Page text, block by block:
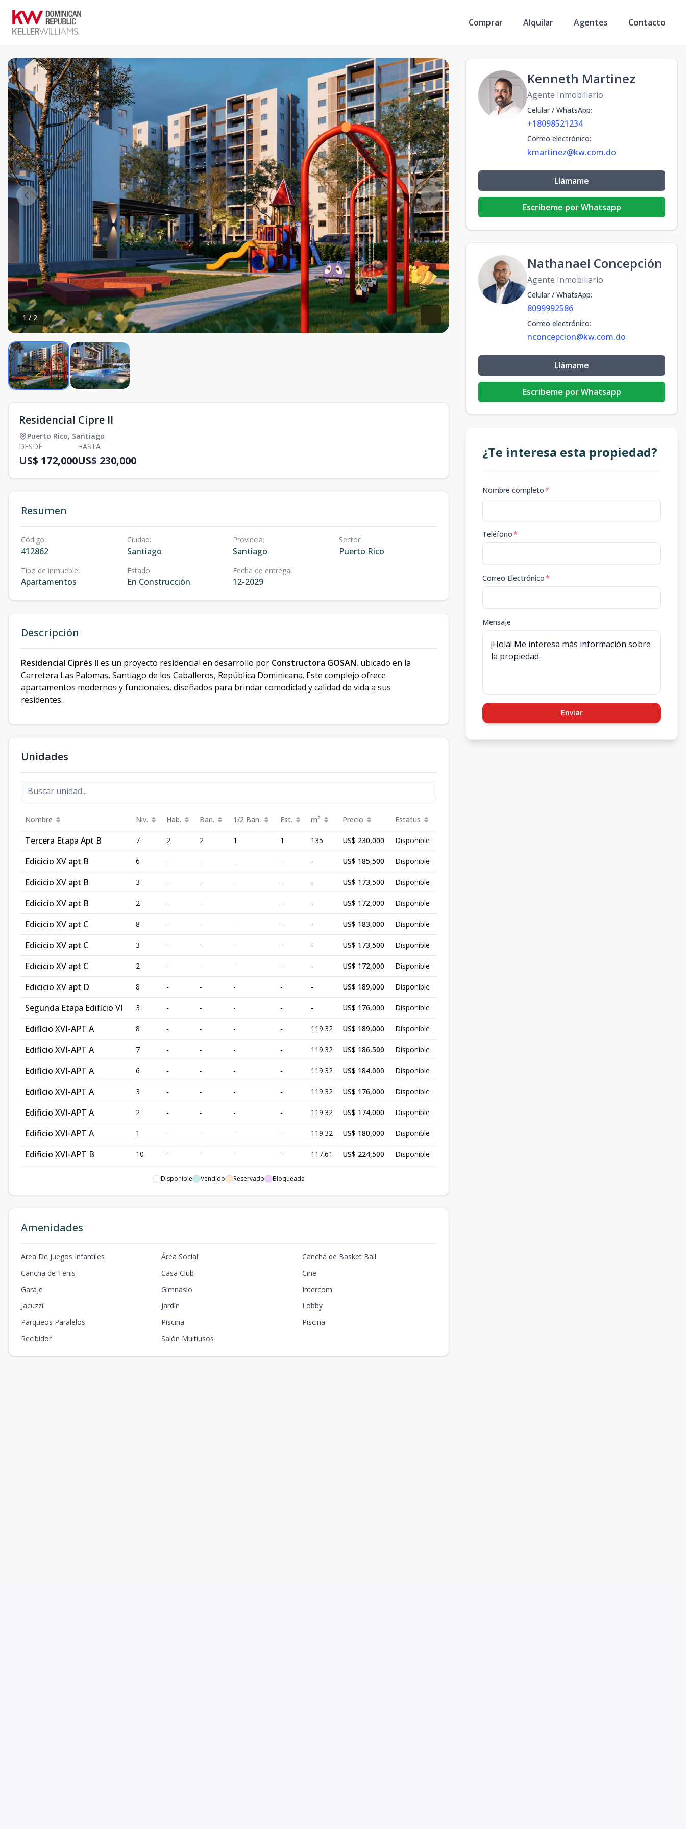
Comprar Alquilar Agentes Contacto
1 / 2
Residencial Cipre II
Puerto Rico, Santiago
DESDE
US$ 172,000
HASTA
US$ 230,000
Resumen
Código:
412862
Ciudad:
Santiago
Provincia:
Santiago
Sector:
Puerto Rico
Tipo de inmueble:
Apartamentos
Estado:
En Construcción
Fecha de entrega:
12-2029
Descripción
Residencial Ciprés II es un proyecto residencial en desarrollo por Constructora GOSAN, ubicado en la
Carretera Las Palomas, Santiago de los Caballeros, República Dominicana. Este complejo ofrece
apartamentos modernos y funcionales, diseñados para brindar comodidad y calidad de vida a sus
residentes.
Unidades
Nombre Niv. Hab. Ban. 1/2 Ban. Est. m² Precio Estatus
Tercera Etapa Apt B 7 2 2 1 1 135 US$ 230,000 Disponible
Edicicio XV apt B 6 - - - - - US$ 185,500 Disponible
Edicicio XV apt B 3 - - - - - US$ 173,500 Disponible
Edicicio XV apt B 2 - - - - - US$ 172,000 Disponible
Edicicio XV apt C 8 - - - - - US$ 183,000 Disponible
Edicicio XV apt C 3 - - - - - US$ 173,500 Disponible
Edicicio XV apt C 2 - - - - - US$ 172,000 Disponible
Edicicio XV apt D 8 - - - - - US$ 189,000 Disponible
Segunda Etapa Edificio VI 3 - - - - - US$ 176,000 Disponible
Edificio XVI-APT A 8 - - - - 119.32 US$ 189,000 Disponible
Edificio XVI-APT A 7 - - - - 119.32 US$ 186,500 Disponible
Edificio XVI-APT A 6 - - - - 119.32 US$ 184,000 Disponible
Edificio XVI-APT A 3 - - - - 119.32 US$ 176,000 Disponible
Edificio XVI-APT A 2 - - - - 119.32 US$ 174,000 Disponible
Edificio XVI-APT A 1 - - - - 119.32 US$ 180,000 Disponible
Edificio XVI-APT B 10 - - - - 117.61 US$ 224,500 Disponible
- - - -
Edificio XVI-APT B 8 - - - - 117.61 US$ 185,500 Disponible
Edificio XVI-APT B - 117.61 US$ 177,500
Edificio XVI-APT B 117.61
Edificio XVI-APT B - 117.61
Edificio XVI-APT B - -
Disponible Vendido Reservado Bloqueada
Amenidades
Area De Juegos Infantiles Área Social
Cancha de Basket Ball
Cancha de Tenis
Casa Club
Cine
Garaje
Gimnasio
Intercom
Jacuzzi
Jardín
Lobby
Parqueos Paralelos
Piscina
Piscina
Recibidor
Salón Multiusos
Kenneth Martinez
Agente Inmobiliario
Celular / WhatsApp:
+18098521234
Correo electrónico:
kmartinez@kw.com.do
Llámame
Escribeme por Whatsapp
Nathanael Concepción
Agente Inmobiliario
Celular / WhatsApp:
8099992586
Correo electrónico:
nconcepcion@kw.com.do
Llámame
Escribeme por Whatsapp
¿Te interesa esta propiedad?
Nombre completo*
Teléfono*
Correo Electrónico*
Mensaje
Enviar